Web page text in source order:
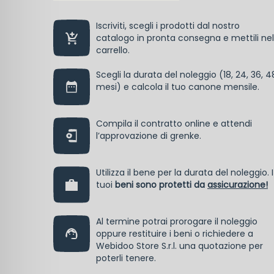
Iscriviti, scegli i prodotti dal nostro
catalogo in pronta consegna e mettili nel
carrello.
Scegli la durata del noleggio (18, 24, 36,
mesi) e calcola il tuo canone mensile.
Compila il contratto online e attendi
l’approvazione di grenke.
Utilizza il bene per la durata del noleggio. I
tuoi beni sono protetti da assicurazione!
Al termine potrai prorogare il noleggio
oppure restituire i beni o richiedere a
Webidoo Store S.r.l. una quotazione per
poterli tenere.